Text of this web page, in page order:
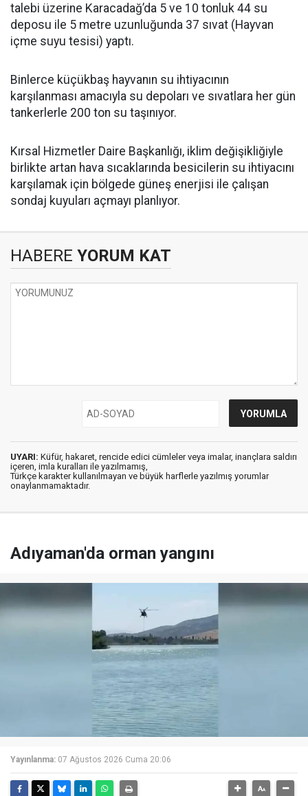
talebi üzerine Karacadağ’da 5 ve 10 tonluk 44 su
deposu ile 5 metre uzunluğunda 37 sıvat (Hayvan
içme suyu tesisi) yaptı.
Binlerce küçükbaş hayvanın su ihtiyacının
karşılanması amacıyla su depoları ve sıvatlara her gün
tankerlerle 200 ton su taşınıyor.
Kırsal Hizmetler Daire Başkanlığı, iklim değişikliğiyle
birlikte artan hava sıcaklarında besicilerin su ihtiyacını
karşılamak için bölgede güneş enerjisi ile çalışan
sondaj kuyuları açmayı planlıyor.
HABERE YORUM KAT
UYARI: Küfür, hakaret, rencide edici cümleler veya imalar, inançlara saldırı
içeren, imla kuralları ile yazılmamış,
Türkçe karakter kullanılmayan ve büyük harflerle yazılmış yorumlar
onaylanmamaktadır.
Adıyaman'da orman yangını
Yayınlanma: 07 Ağustos 2026 Cuma 20:06